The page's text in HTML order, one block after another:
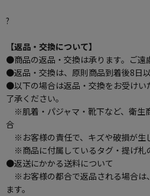
?
【返品・交換について】
●商品の返品・交換は承ります。ご遠
●返品・交換は、原則商品到着後8日
●以下の場合は返品・交換をお受けい
了承ください。
※肌着・パジャマ・靴下など、衛生
合
※お客様の責任で、キズや破損が生
※商品に付属しているタグ・提げ札
●返送にかかる送料について
※お客様の都合で返品される場合は
ます。